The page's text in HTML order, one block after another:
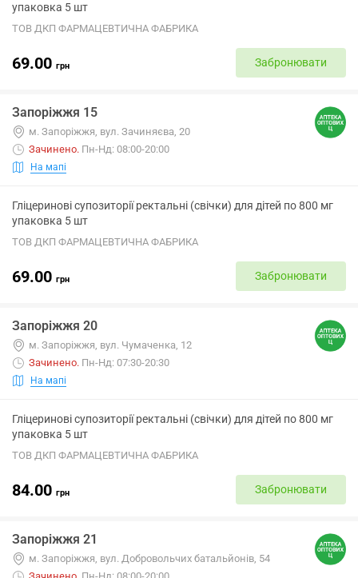
упаковка 5 шт
ТОВ ДКП ФАРМАЦЕВТИЧНА ФАБРИКА
69.00 грн Забронювати
Запоріжжя 15
м. Запоріжжя, вул. Зачиняєва, 20
Зачинено. Пн-Нд: 08:00-20:00
На мапі
Гліцеринові супозиторії ректальні (свічки) для дітей по 800 мг
упаковка 5 шт
ТОВ ДКП ФАРМАЦЕВТИЧНА ФАБРИКА
69.00 грн Забронювати
Запоріжжя 20
м. Запоріжжя, вул. Чумаченка, 12
Зачинено. Пн-Нд: 07:30-20:30
На мапі
Гліцеринові супозиторії ректальні (свічки) для дітей по 800 мг
упаковка 5 шт
ТОВ ДКП ФАРМАЦЕВТИЧНА ФАБРИКА
84.00 грн Забронювати
Запоріжжя 21
м. Запоріжжя, вул. Добровольчих батальйонів, 54